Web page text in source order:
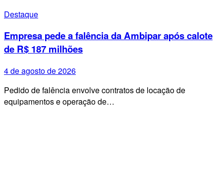
Destaque
Empresa pede a falência da Ambipar após calote
de R$ 187 milhões
4 de agosto de 2026
Pedido de falência envolve contratos de locação de
equipamentos e operação de…